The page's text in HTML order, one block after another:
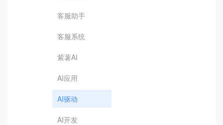
客服助手
客服系统
紫薯AI
AI应用
AI驱动
AI开发